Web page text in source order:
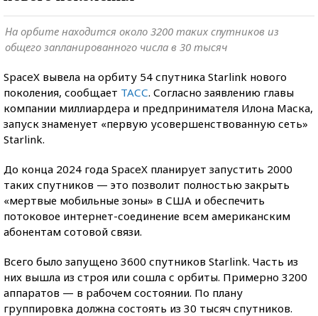
На орбите находится около 3200 таких спутников из
общего запланированного числа в 30 тысяч
SpaceX вывела на орбиту 54 спутника Starlink нового
поколения, сообщает ТАСС. Согласно заявлению главы
компании миллиардера и предпринимателя Илона Маска,
запуск знаменует «первую усовершенствованную сеть»
Starlink.
До конца 2024 года SpaceX планирует запустить 2000
таких спутников — это позволит полностью закрыть
«мертвые мобильные зоны» в США и обеспечить
потоковое интернет-соединение всем американским
абонентам сотовой связи.
Всего было запущено 3600 спутников Starlink. Часть из
них вышла из строя или сошла с орбиты. Примерно 3200
аппаратов — в рабочем состоянии. По плану
группировка должна состоять из 30 тысяч спутников.